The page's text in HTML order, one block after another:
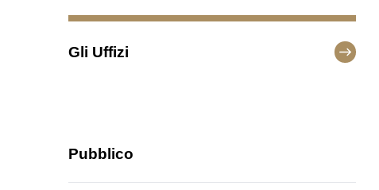
Gli Uffizi
Pubblico